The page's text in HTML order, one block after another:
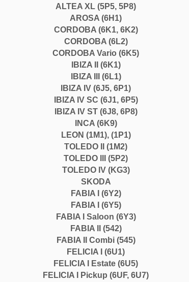
ALTEA XL (5P5, 5P8)
AROSA (6H1)
CORDOBA (6K1, 6K2)
CORDOBA (6L2)
CORDOBA Vario (6K5)
IBIZA II (6K1)
IBIZA III (6L1)
IBIZA IV (6J5, 6P1)
IBIZA IV SC (6J1, 6P5)
IBIZA IV ST (6J8, 6P8)
INCA (6K9)
LEON (1M1), (1P1)
TOLEDO II (1M2)
TOLEDO III (5P2)
TOLEDO IV (KG3)
SKODA
FABIA I (6Y2)
FABIA I (6Y5)
FABIA I Saloon (6Y3)
FABIA II (542)
FABIA II Combi (545)
FELICIA I (6U1)
FELICIA I Estate (6U5)
FELICIA I Pickup (6UF, 6U7)